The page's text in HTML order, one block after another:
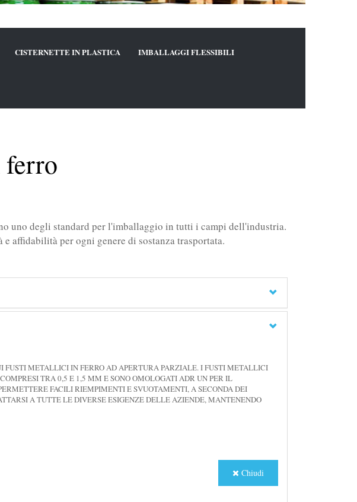
CISTERNETTE IN PLASTICA IMBALLAGGI FLESSIBILI
uno degli standard per l'imballaggio in tutti i campi dell'industria.
affidabilità per ogni genere di sostanza trasportata.
FUSTI METALLICI IN FERRO AD APERTURA PARZIALE. I FUSTI METALLICI
TRA 0,5 E 1,5 MM E SONO OMOLOGATI ADR UN PER IL
FACILI RIEMPIMENTI E SVUOTAMENTI, A SECONDA DEI
A TUTTE LE DIVERSE ESIGENZE DELLE AZIENDE, MANTENENDO
Chiudi